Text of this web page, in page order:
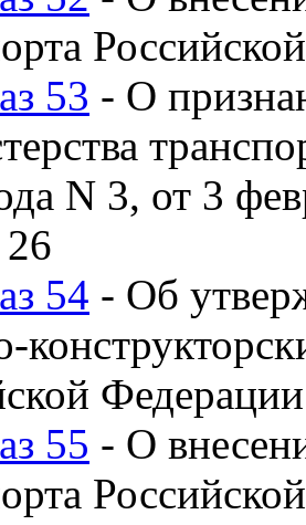
53 - О
N 3, от 3
54 - Об
55 - О